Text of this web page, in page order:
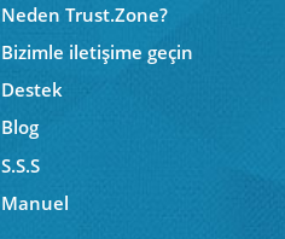
Neden Trust.Zone?
Bizimle iletişime geçin
Destek
Blog
S.S.S
Manuel